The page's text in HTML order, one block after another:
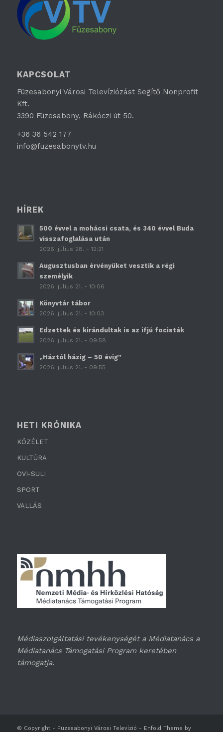
KAPCSOLAT
Füzesabonyi Városi Televíziózást Segítő Nonprofit
Kft.
3390 Füzesabony, Rákóczi út 50.
+36 36 542 177
info@fuzesabonytv.hu
HÍREK
500 évvel a mohácsi csata, és 340 évvel Buda
visszafoglalása után
2026. július 28. - 12:21
Augusztusban érvényüket vesztik a régi
személyik
2026. július 21. - 10:06
Könyvtár tábor
2026. július 21. - 10:03
Edzettek és kirándultak is az ifjú focisták
2026. július 21. - 09:58
„Háztól házig – 50 évig”
2026. július 21. - 09:55
HETI KRÓNIKA
KÖZÉLET
KULTÚRA
OVI-SULI
SPORT
VALLÁS
Médiaszolgáltatási tevékenységét a Médiatanács a
Médiatanács Támogatási Program keretében
támogatja.
© Copyright - Füzesabonyi Városi Televízió - Enfold Theme by